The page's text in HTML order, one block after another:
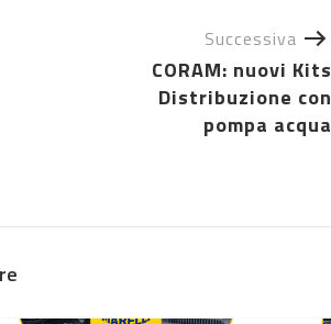
Successiva
CORAM: nuovi Kits
Distribuzione con
pompa acqua